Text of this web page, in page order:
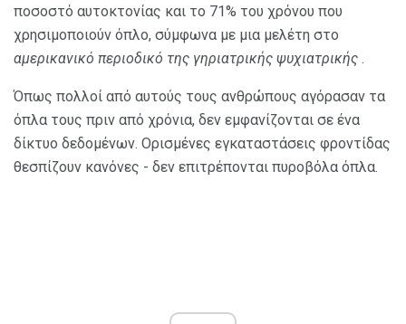
ποσοστό αυτοκτονίας και το 71% του χρόνου που
χρησιμοποιούν όπλο, σύμφωνα με μια μελέτη στο
αμερικανικό περιοδικό της γηριατρικής ψυχιατρικής .
Όπως πολλοί από αυτούς τους ανθρώπους αγόρασαν τα
όπλα τους πριν από χρόνια, δεν εμφανίζονται σε ένα
δίκτυο δεδομένων. Ορισμένες εγκαταστάσεις φροντίδας
θεσπίζουν κανόνες - δεν επιτρέπονται πυροβόλα όπλα.